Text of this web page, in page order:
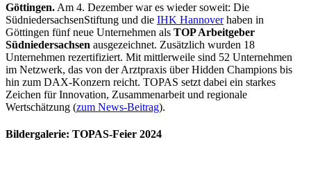
Göttingen. Am 4. Dezember war es wieder soweit: Die
SüdniedersachsenStiftung und die IHK Hannoverhaben in
Göttingen fünf neue Unternehmen als TOP Arbeitgeber
Südniedersachsen ausgezeichnet. Zusätzlich wurden 18
Unternehmen rezertifiziert. Mit mittlerweile sind 52 Unternehmen
im Netzwerk, das von der Arztpraxis über Hidden Champions bis
hin zum DAX-Konzern reicht. TOPAS setzt dabei ein starkes
Zeichen für Innovation, Zusammenarbeit und regionale
Wertschätzung (zum News-Beitrag).
Bildergalerie: TOPAS-Feier 2024